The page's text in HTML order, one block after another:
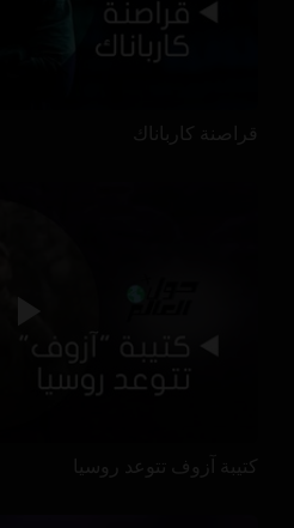
قراصنة كارباناك
كتيبة آزوف تتوعد روسيا